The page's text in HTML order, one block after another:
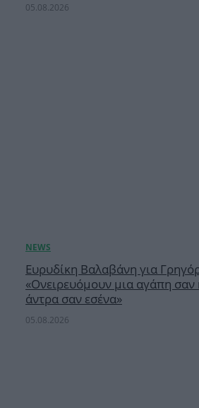
05.08.2026
Ευρυδίκη Βαλαβάνη για
«Oνειρευόμουν μια αγάπη σαν
άντρα σαν εσένα»
05.08.2026